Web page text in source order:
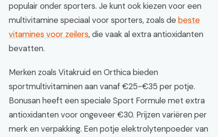
populair onder sporters. Je kunt ook kiezen voor een
multivitamine speciaal voor sporters, zoals de beste
vitamines voor zeilers, die vaak al extra antioxidanten
bevatten.
Merken zoals Vitakruid en Orthica bieden
sportmultivitaminen aan vanaf €25-€35 per potje.
Bonusan heeft een speciale Sport Formule met extra
antioxidanten voor ongeveer €30. Prijzen variëren per
merk en verpakking. Een potje elektrolytenpoeder van